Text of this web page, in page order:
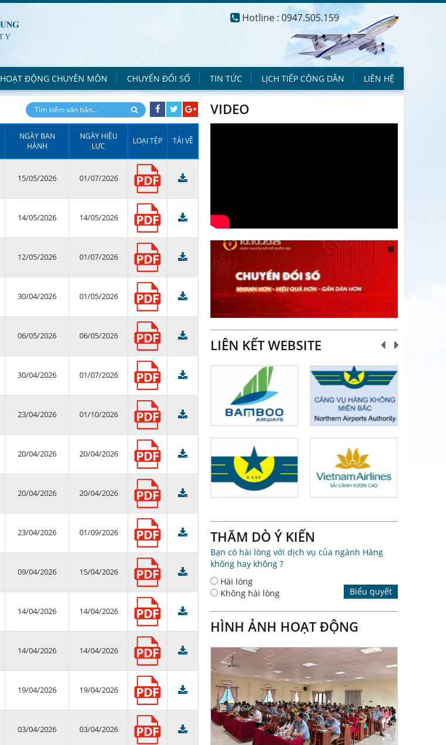
Hotline : 0947.505.159
HOẠT ĐỘNG CHUYÊN MÔN CHUYỂN ĐỔI SỐ TIN TỨC LỊCH TIẾP CÔNG DÂN LIÊN HỆ
NGÀY BAN
HÀNH
NGÀY HIỆU
LỰC
LOẠI TỆP TẢI VỀ
15/05/2026 01/07/2026
14/05/2026 14/05/2026
12/05/2026 01/07/2026
30/04/2026 01/05/2026
06/05/2026 06/05/2026
30/04/2026 01/07/2026
23/04/2026 01/10/2026
20/04/2026 20/04/2026
20/04/2026 20/04/2026
23/04/2026 01/09/2026
09/04/2026 15/04/2026
14/04/2026 14/04/2026
14/04/2026 14/04/2026
19/04/2026 19/04/2026
03/04/2026 03/04/2026
VIDEO
LIÊN KẾT WEBSITE
THĂM DÒ Ý KIẾN
Bạn có hài lòng với dịch vụ của ngành Hàng
không hay không ?
Hài lòng
Không hài lòng
Biểu quyết
HÌNH ẢNH HOẠT ĐỘNG